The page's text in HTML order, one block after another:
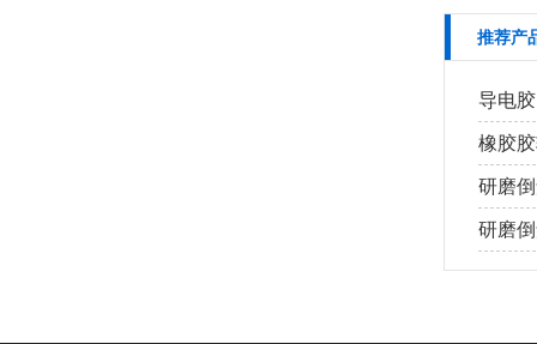
推荐产
导电
橡胶
研磨
研磨